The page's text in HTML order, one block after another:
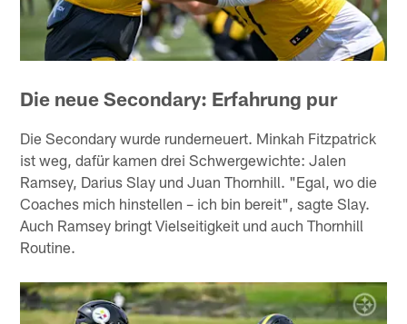
Die neue Secondary: Erfahrung pur
Die Secondary wurde runderneuert. Minkah Fitzpatrick
ist weg, dafür kamen drei Schwergewichte: Jalen
Ramsey, Darius Slay und Juan Thornhill. "Egal, wo die
Coaches mich hinstellen – ich bin bereit", sagte Slay.
Auch Ramsey bringt Vielseitigkeit und auch Thornhill
Routine.